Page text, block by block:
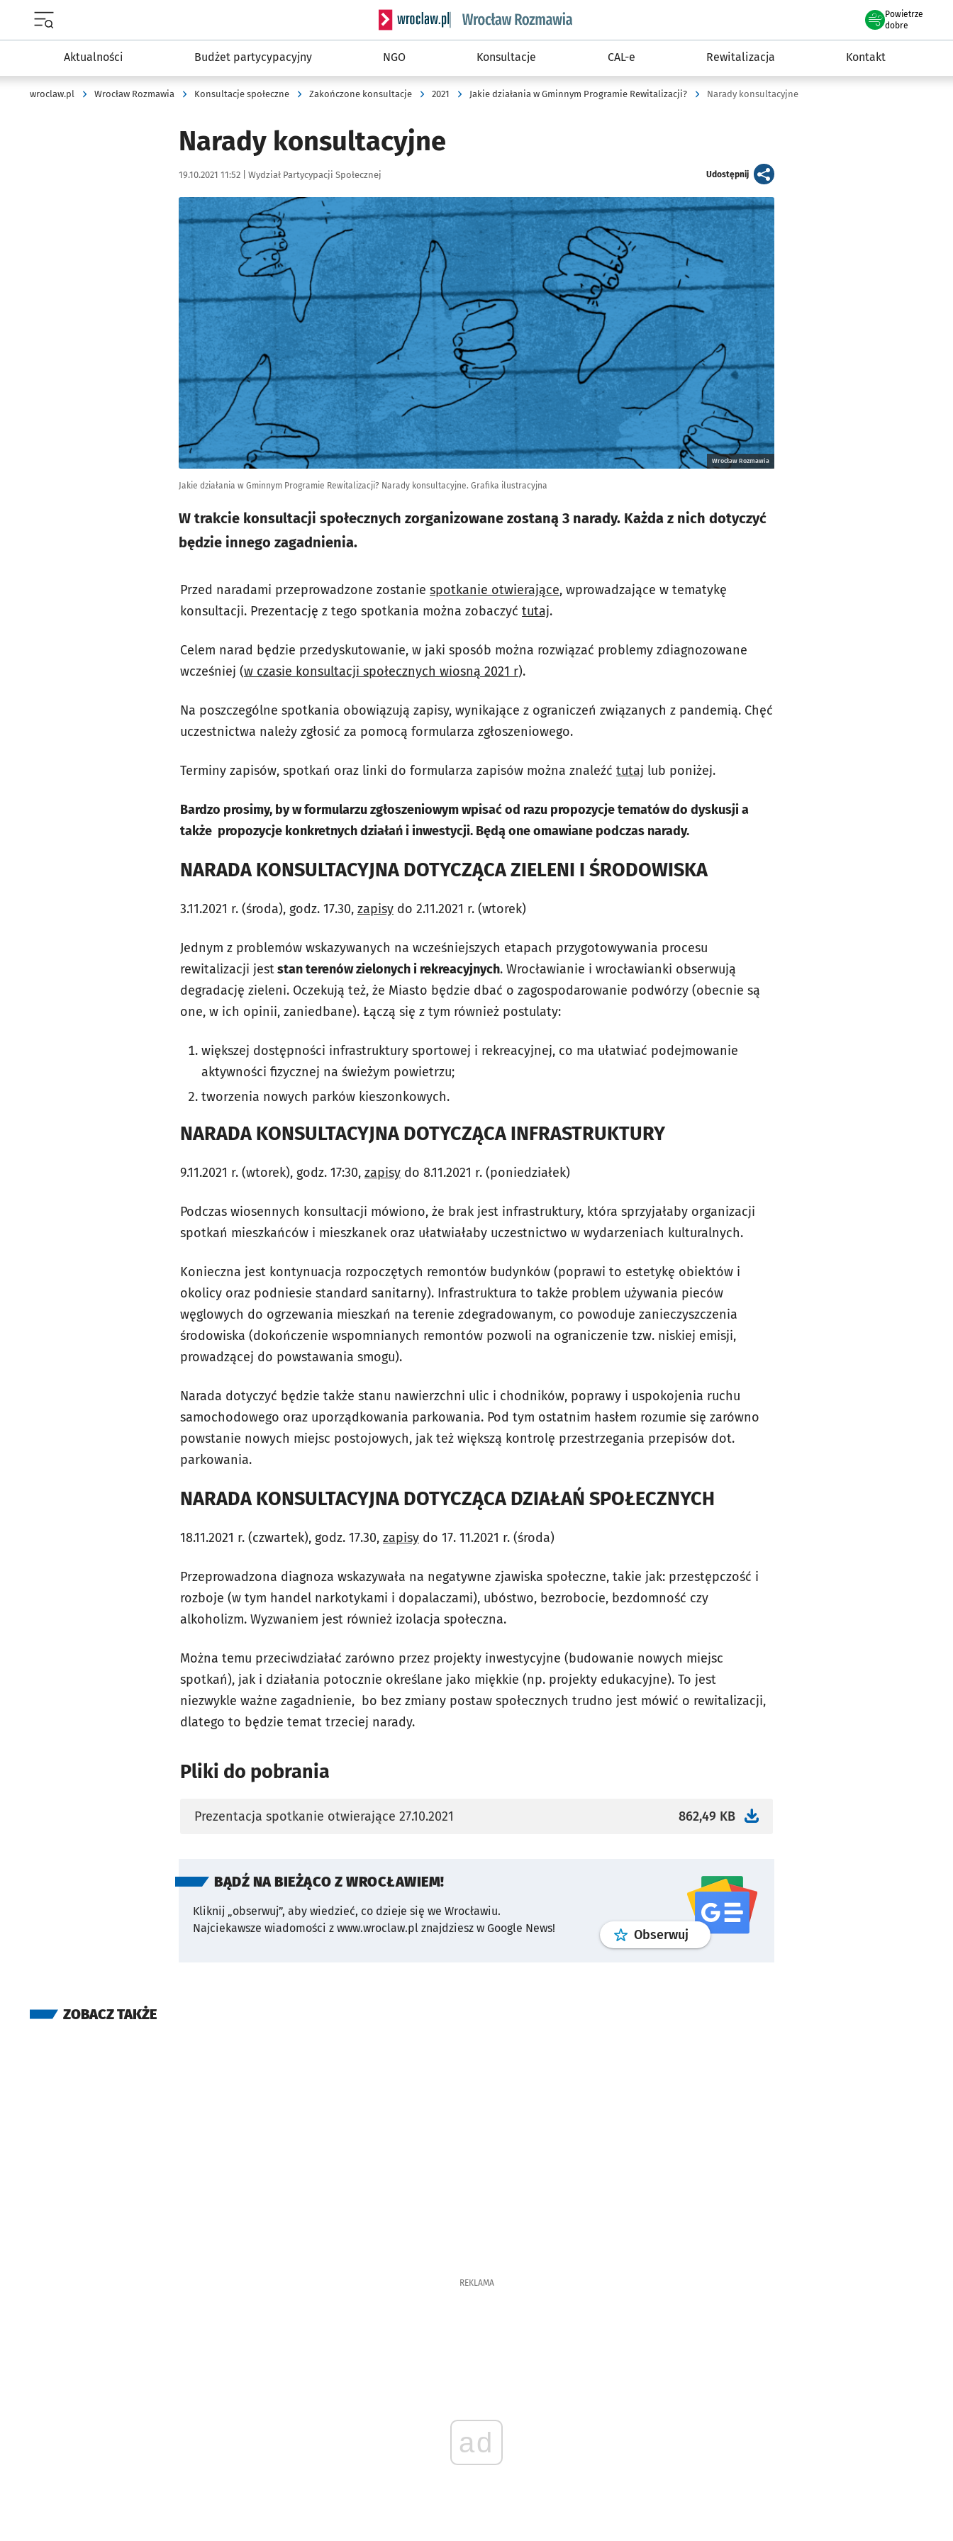
Serwis informacyjny wroclaw.pl podserwis: Rozmawia
Powietrze
we Wrocławiu
dobre
Aktualności Budżet partycypacyjny NGO Konsultacje CAL-e Rewitalizacja Kontakt
wroclaw.pl Wrocław Rozmawia Konsultacje społeczne Zakończone konsultacje 2021 Jakie działania w Gminnym Programie Rewitalizacji? Narady konsultacyjne
Narady konsultacyjne
Data publikacji:
19.10.2021 11:52 | Autor:
Wydział Partycypacji Społecznej Udostępnijartykuł
Kliknij, aby powiększyć
Wrocław Rozmawia
Jakie działania w Gminnym Programie Rewitalizacji? Narady konsultacyjne. Grafika ilustracyjna
W trakcie konsultacji społecznych zorganizowane zostaną 3 narady. Każda z nich dotyczyć
będzie innego zagadnienia.
Przed naradami przeprowadzone zostanie spotkanie otwierające, wprowadzające w tematykę
konsultacji. Prezentację z tego spotkania można zobaczyć tutaj.
Celem narad będzie przedyskutowanie, w jaki sposób można rozwiązać problemy zdiagnozowane
wcześniej (w czasie konsultacji społecznych wiosną 2021 r).
Na poszczególne spotkania obowiązują zapisy, wynikające z ograniczeń związanych z pandemią. Chęć
uczestnictwa należy zgłosić za pomocą formularza zgłoszeniowego.
Terminy zapisów, spotkań oraz linki do formularza zapisów można znaleźć tutaj lub poniżej.
Bardzo prosimy, by w formularzu zgłoszeniowym wpisać od razu propozycje tematów do dyskusji a
także propozycje konkretnych działań i inwestycji. Będą one omawiane podczas narady.
NARADA KONSULTACYJNA DOTYCZĄCA ZIELENI I ŚRODOWISKA
3.11.2021 r. (środa), godz. 17.30, zapisy do 2.11.2021 r. (wtorek)
Jednym z problemów wskazywanych na wcześniejszych etapach przygotowywania procesu
rewitalizacji jeststan terenów zielonych i rekreacyjnych. Wrocławianie i wrocławianki obserwują
degradację zieleni. Oczekują też, że Miasto będzie dbać o zagospodarowanie podwórzy (obecnie są
one, w ich opinii, zaniedbane). Łączą się z tym również postulaty:
większej dostępności infrastruktury sportowej i rekreacyjnej, co ma ułatwiać podejmowanie
aktywności fizycznej na świeżym powietrzu;
tworzenia nowych parków kieszonkowych.
NARADA KONSULTACYJNA DOTYCZĄCA INFRASTRUKTURY
9.11.2021 r. (wtorek), godz. 17:30, zapisy do 8.11.2021 r. (poniedziałek)
Podczas wiosennych konsultacji mówiono, że brak jest infrastruktury, która sprzyjałaby organizacji
spotkań mieszkańców i mieszkanek oraz ułatwiałaby uczestnictwo w wydarzeniach kulturalnych.
Konieczna jest kontynuacja rozpoczętych remontów budynków (poprawi to estetykę obiektów i
okolicy oraz podniesie standard sanitarny). Infrastruktura to także problem używania pieców
węglowych do ogrzewania mieszkań na terenie zdegradowanym, co powoduje zanieczyszczenia
środowiska (dokończenie wspomnianych remontów pozwoli na ograniczenie tzw. niskiej emisji,
prowadzącej do powstawania smogu).
Narada dotyczyć będzie także stanu nawierzchni ulic i chodników, poprawy i uspokojenia ruchu
samochodowego oraz uporządkowania parkowania. Pod tym ostatnim hasłem rozumie się zarówno
powstanie nowych miejsc postojowych, jak też większą kontrolę przestrzegania przepisów dot.
parkowania.
NARADA KONSULTACYJNA DOTYCZĄCA DZIAŁAŃ SPOŁECZNYCH
18.11.2021 r. (czwartek), godz. 17.30, zapisy do 17. 11.2021 r. (środa)
Przeprowadzona diagnoza wskazywała na negatywne zjawiska społeczne, takie jak: przestępczość i
rozboje (w tym handel narkotykami i dopalaczami), ubóstwo, bezrobocie, bezdomność czy
alkoholizm. Wyzwaniem jest również izolacja społeczna.
Można temu przeciwdziałać zarówno przez projekty inwestycyjne (budowanie nowych miejsc
spotkań), jak i działania potocznie określane jako miękkie (np. projekty edukacyjne). To jest
niezwykle ważne zagadnienie, bo bez zmiany postaw społecznych trudno jest mówić o rewitalizacji,
dlatego to będzie temat trzeciej narady.
Pliki do pobrania
Prezentacja spotkanie otwierające 27.10.2021 862,49 KB
otworzy się w nowej karcie
BĄDŹ NA BIEŻĄCO Z WROCŁAWIEM!
Kliknij „obserwuj”, aby wiedzieć, co dzieje się we Wrocławiu.
Najciekawsze wiadomości z www.wroclaw.pl znajdziesz w Google News!
Obserwuj profilgoogle news
ZOBACZ TAKŻE
REKLAMA
ad